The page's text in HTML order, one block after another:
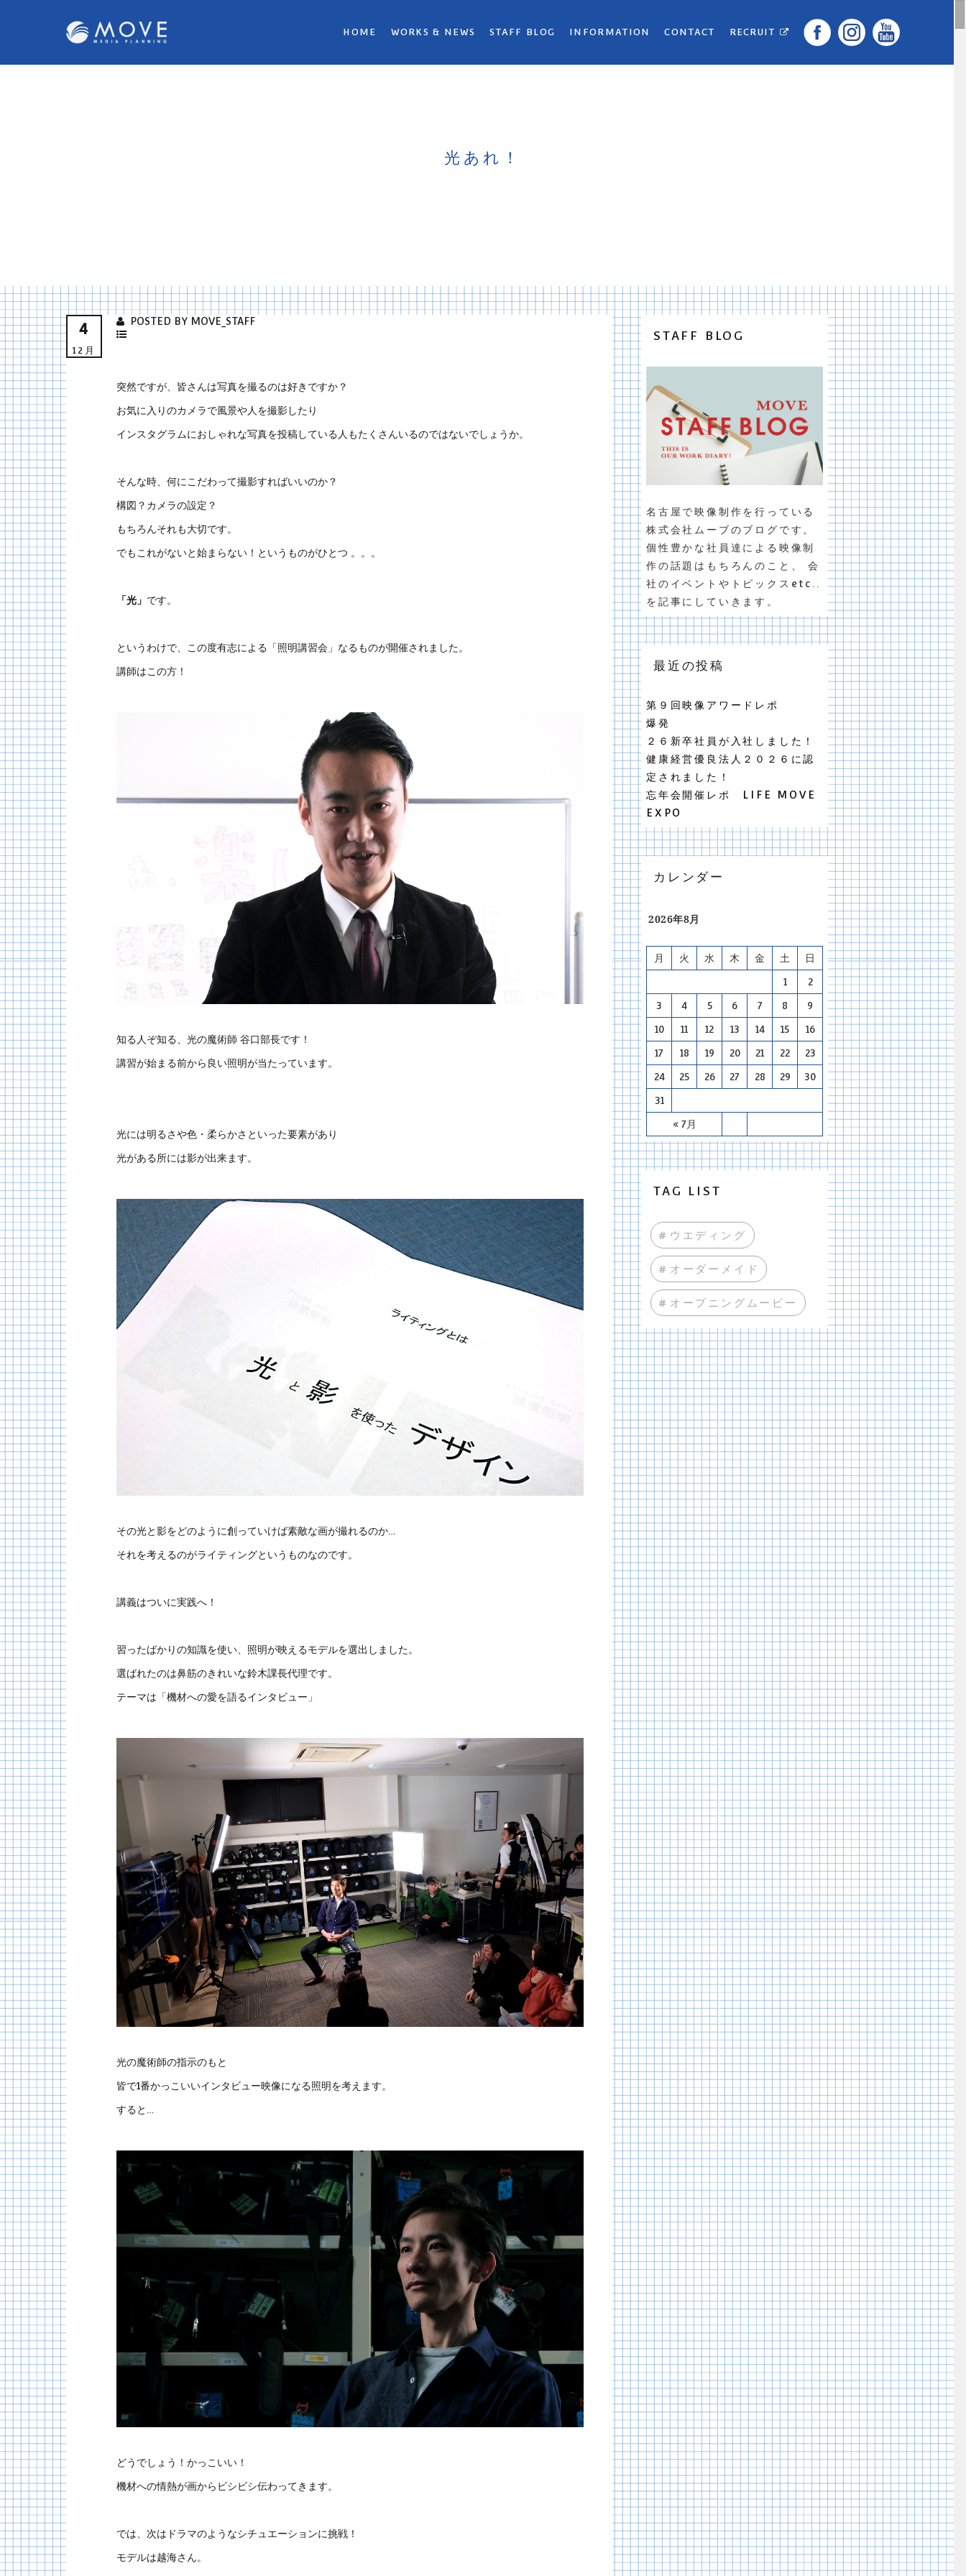
HOME WORKS & NEWS STAFF BLOG INFORMATION CONTACT RECRUIT
光あれ！
4
12月
POSTED BY MOVE_STAFF
突然ですが、皆さんは写真を撮るのは好きですか？
お気に入りのカメラで風景や人を撮影したり
インスタグラムにおしゃれな写真を投稿している人もたくさんいるのではないでしょうか。
そんな時、何にこだわって撮影すればいいのか？
構図？カメラの設定？
もちろんそれも大切です。
でもこれがないと始まらない！というものがひとつ 。。。
「光」 です。
というわけで、この度有志による「照明講習会」なるものが開催されました。
講師はこの方！
知る人ぞ知る、光の魔術師 谷口部長です！
講習が始まる前から良い照明が当たっています。
光には明るさや色・柔らかさといった要素があり
光がある所には影が出来ます。
その光と影をどのように創っていけば素敵な画が撮れるのか…
それを考えるのがライティングというものなのです。
講義はついに実践へ！
習ったばかりの知識を使い、照明が映えるモデルを選出しました。
選ばれたのは鼻筋のきれいな鈴木課長代理です。
テーマは「機材への愛を語るインタビュー」
光の魔術師の指示のもと
皆で1番かっこいいインタビュー映像になる照明を考えます。
すると…
どうでしょう！かっこいい！
機材への情熱が画からビシビシ伝わってきます。
では、次はドラマのようなシチュエーションに挑戦！
モデルは越海さん。
STAFF BLOG
名古屋で映像制作を行っている
株式会社ムーブのブログです。
個性豊かな社員達による映像制
作の話題はもちろんのこと、 会
社のイベントやトピックスetc..
を記事にしていきます。
最近の投稿
第９回映像アワードレポ
爆発
２６新卒社員が入社しました！
健康経営優良法人２０２６に認
定されました！
忘年会開催レポ LIFE MOVE
EXPO
カレンダー
2026年8月
月 火 水 木 金 土 日
« 7月
1 2
3 4 5 6 7 8 9
10 11 12 13 14 15 16
17 18 19 20 21 22 23
24 25 26 27 28 29 30
31
TAG LIST
#ウエディング
#オーダーメイド
#オープニングムービー